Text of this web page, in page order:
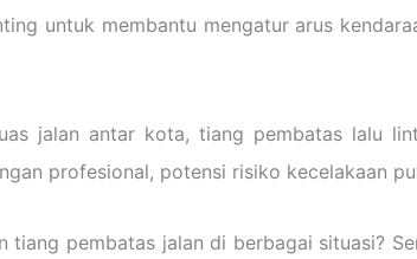
untuk membantu mengatur arus
jalan antar kota, tiang pembatas lalu
profesional, potensi risiko kecelakaan
tiang pembatas jalan di berbagai situasi?